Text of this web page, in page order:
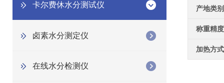
卡尔费休水分测试仪
卤素水分测定仪
在线水分检测仪
产地类别
称重精度
加热方式